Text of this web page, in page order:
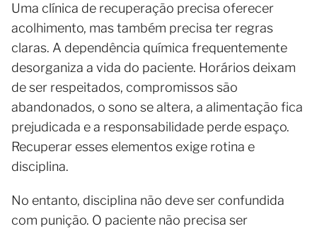
Uma clínica de recuperação precisa oferecer
acolhimento, mas também precisa ter regras
claras. A dependência química frequentemente
desorganiza a vida do paciente. Horários deixam
de ser respeitados, compromissos são
abandonados, o sono se altera, a alimentação fica
prejudicada e a responsabilidade perde espaço.
Recuperar esses elementos exige rotina e
disciplina.
No entanto, disciplina não deve ser confundida
com punição. O paciente não precisa ser